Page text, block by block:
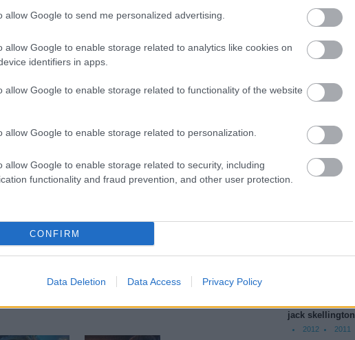
allow Google to send me personalized advertising.
allow Google to enable storage related to analytics like cookies on
identifiers in apps.
allow Google to enable storage related to functionality of the website
allow Google to enable storage related to personalization.
allow Google to enable storage related to security, including
functionality and fraud prevention, and other user protection.
CONFIRM
Data Deletion Data Access Privacy Policy
mariann szabo mate
földes eszter
uip duna film
madarasz eva gelencser adrienne
fazekas istvan
irodalom(22)
jatekhaz(
)
offtopic
30
zene
139
Zalaba Ferenc
2015 2014
2010
2009
Németh Barna
Cseh Dániel
jack skellington
2012 2011